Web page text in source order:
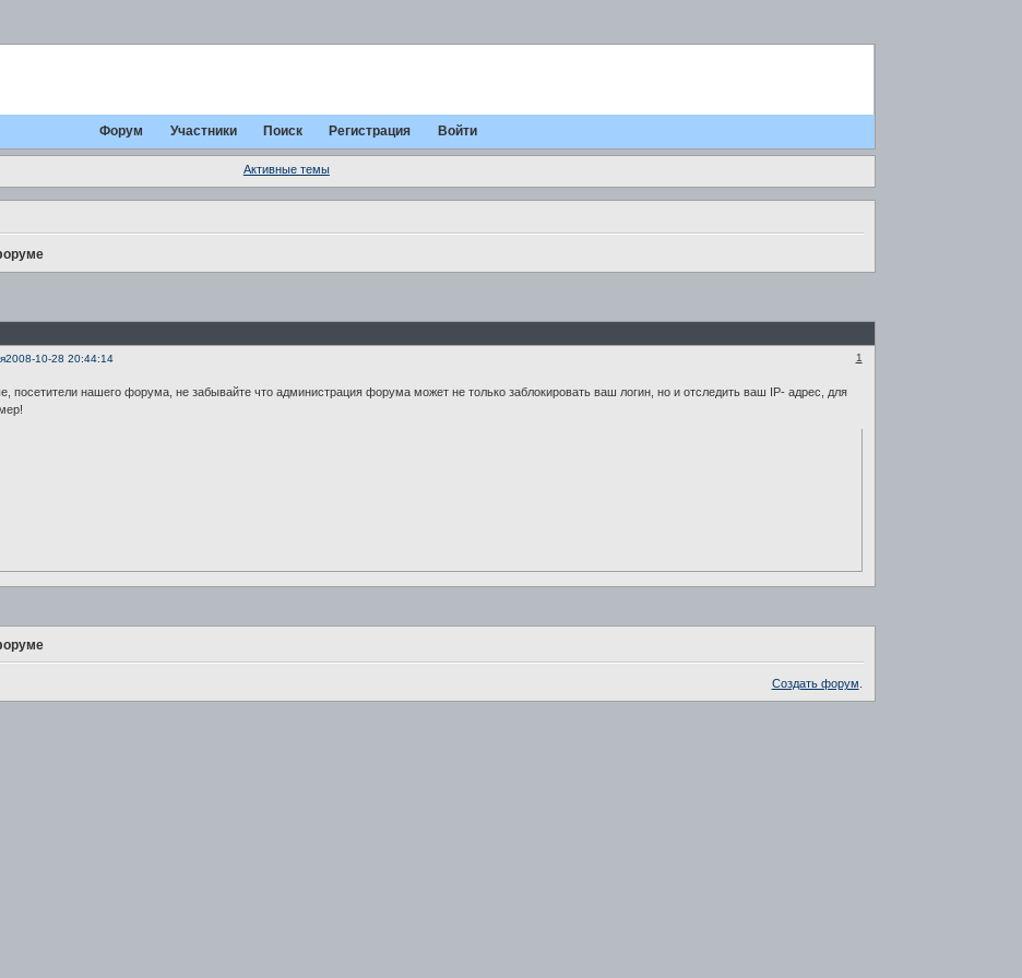
Форум Участники Поиск Регистрация Войти
Активные темы
1
2008-10-28 20:44:14
посетители нашего форума, не забывайте что администрация форума может не только заблокировать ваш логин, но и отследить ваш IP- адрес, для
Создать форум